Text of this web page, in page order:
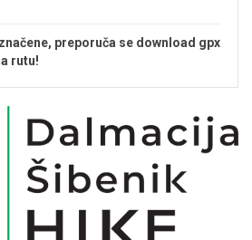
preporuča se download gpx
rutu!